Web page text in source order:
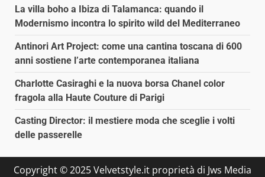
La villa boho a Ibiza di Talamanca: quando il
Modernismo incontra lo spirito wild del Mediterraneo
Antinori Art Project: come una cantina toscana di 600
anni sostiene l’arte contemporanea italiana
Charlotte Casiraghi e la nuova borsa Chanel color
fragola alla Haute Couture di Parigi
Casting Director: il mestiere moda che sceglie i volti
delle passerelle
Copyright © 2025 Velvetstyle.it proprietà di Jws Media